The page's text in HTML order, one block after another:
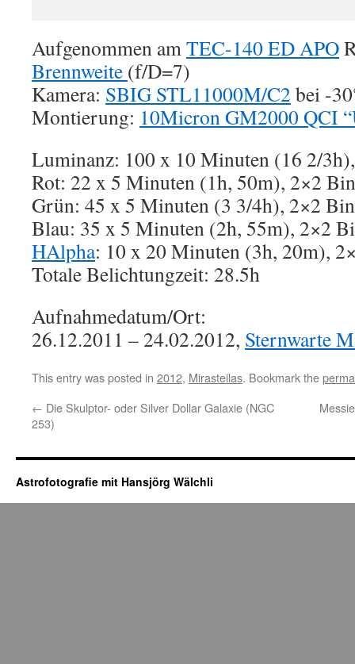
Aufgenommen amTEC-140 ED APO
Brennweite (f/D=7)
Kamera: SBIG STL11000M/C2 bei -
Montierung: 10Micron GM2000 QCI
Luminanz: 100 x 10 Minuten (16 2/
Rot: 22 x 5 Minuten (1h, 50m), 2×2
Grün: 45 x 5 Minuten (3 3/4h), 2×2
Blau: 35 x 5 Minuten (2h, 55m), 2×2
HAlpha: 10 x 20 Minuten (3h, 20m),
Totale Belichtungzeit: 28.5h
Aufnahmedatum/Ort:
26.12.2011 – 24.02.2012, Sternwarte
This entry was posted in 2012, Mirasteilas. Bookmark the
← Die Skulptor- oder Silver Dollar Galaxie (NGC
253)
Astrofotografie mit Hansjörg Wälchli